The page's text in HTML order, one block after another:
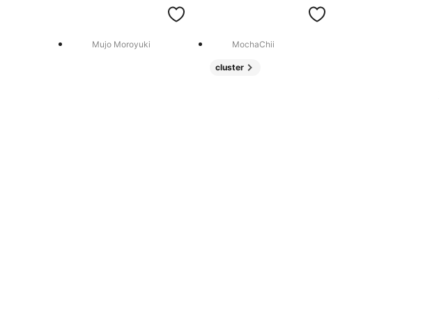
Mujo Moroyuki MochaChii
cluster